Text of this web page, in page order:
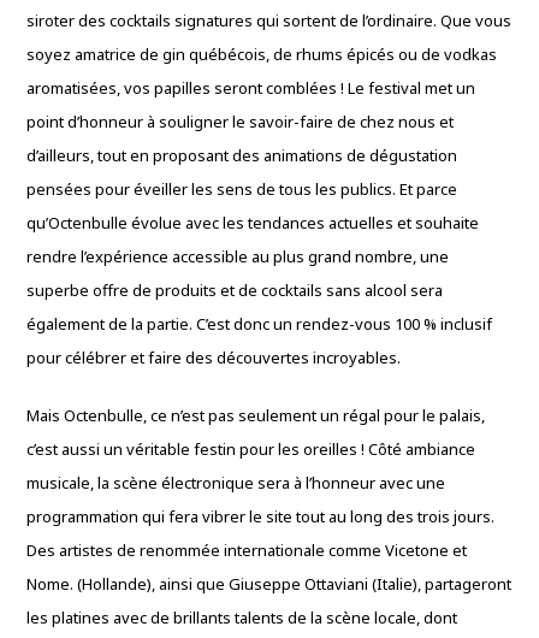
siroter des cocktails signatures qui sortent de l’ordinaire. Que vous
soyez amatrice de gin québécois, de rhums épicés ou de vodkas
aromatisées, vos papilles seront comblées ! Le festival met un
point d’honneur à souligner le savoir-faire de chez nous et
d’ailleurs, tout en proposant des animations de dégustation
pensées pour éveiller les sens de tous les publics. Et parce
qu’Octenbulle évolue avec les tendances actuelles et souhaite
rendre l’expérience accessible au plus grand nombre, une
superbe offre de produits et de cocktails sans alcool sera
également de la partie. C’est donc un rendez-vous 100 % inclusif
pour célébrer et faire des découvertes incroyables.
Mais Octenbulle, ce n’est pas seulement un régal pour le palais,
c’est aussi un véritable festin pour les oreilles ! Côté ambiance
musicale, la scène électronique sera à l’honneur avec une
programmation qui fera vibrer le site tout au long des trois jours.
Des artistes de renommée internationale comme Vicetone et
Nome. (Hollande), ainsi que Giuseppe Ottaviani (Italie), partageront
les platines avec de brillants talents de la scène locale, dont